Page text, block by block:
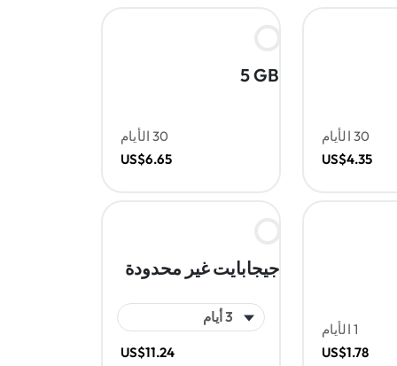
30 الأيام
US$4.35
5 GB
30 الأيام
US$6.65
1 الأيام
US$1.78
جيجابايت غير محدودة
US$11.24